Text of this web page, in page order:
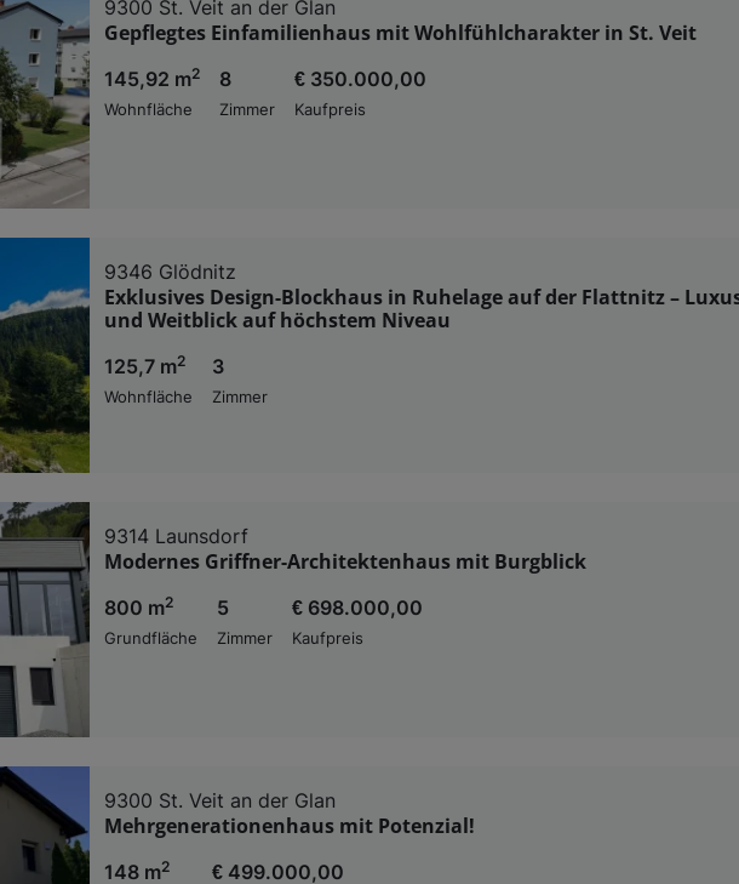
9300 St. Veit an der Glan
Gepflegtes Einfamilienhaus mit Wohlfühlcharakter in St. Veit
145,92 m2
Wohnfläche
8
Zimmer
€ 350.000,00
Kaufpreis
9346 Glödnitz
Exklusives Design-Blockhaus in Ruhelage auf der Flattnitz –
und Weitblick auf höchstem Niveau
125,7 m2
Wohnfläche
3
Zimmer
9314 Launsdorf
Modernes Griffner-Architektenhaus mit Burgblick
800 m2
Grundfläche
5
Zimmer
€ 698.000,00
Kaufpreis
9300 St. Veit an der Glan
Mehrgenerationenhaus mit Potenzial!
148 m2 € 499.000,00